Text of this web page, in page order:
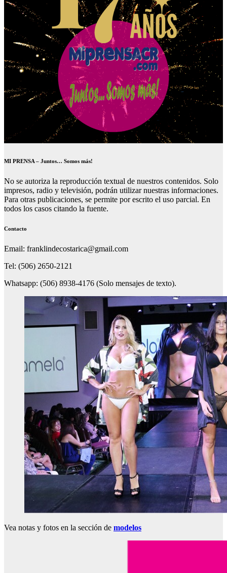
MI PRENSA – Juntos… Somos más!
No se autoriza la reproducción textual de nuestros contenidos. Solo
impresos, radio y televisión, podrán utilizar nuestras informaciones.
Para otras publicaciones, se permite por escrito el uso parcial. En
todos los casos citando la fuente.
Contacto
Email: franklindecostarica@gmail.com
Tel: (506) 2650-2121
Whatsapp: (506) 8938-4176 (Solo mensajes de texto).
Vea notas y fotos en la sección de modelos